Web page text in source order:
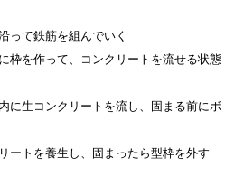
って鉄筋を組んでいく
枠を作って、コンクリートを流せる状態
に生コンクリートを流し、固まる前にボ
ートを養生し、固まったら型枠を外す